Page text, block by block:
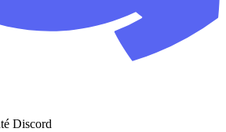
Discord